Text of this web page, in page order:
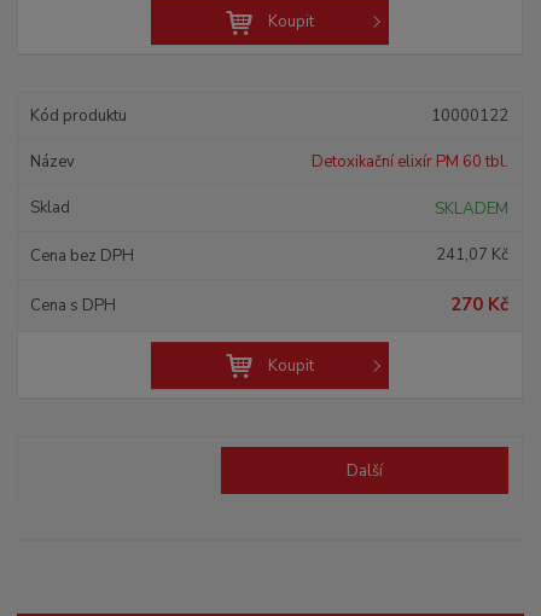
Koupit
10000122
Detoxikační elixír PM 60 tbl.
SKLADEM
241,07 Kč
270 Kč
Koupit
Další